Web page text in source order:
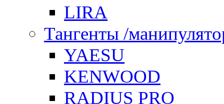
LIRA
Тангенты /
YAESU
KENWOOD
RADIUS PRO